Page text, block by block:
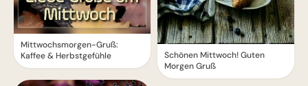
Mittwochsmorgen-Gruß:
Kaffee & Herbstgefühle
Schönen Mittwoch! Guten
Morgen Gruß